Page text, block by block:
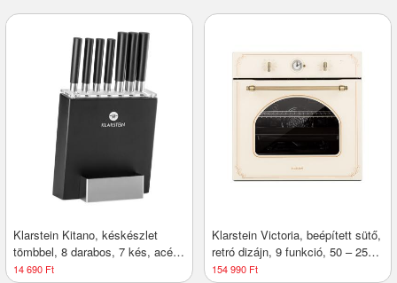
Klarstein Kitano, késkészlet
tömbbel, 8 darabos, 7 kés, acél,
luxus fa blokk
14 690 Ft
Klarstein Victoria, beépített sütő,
retró dizájn, 9 funkció, 50 – 250
°C, elefántcsont
154 990 Ft